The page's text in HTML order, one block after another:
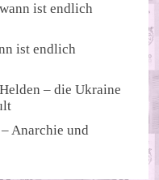
ist endlich
ist endlich
– die Ukraine
Anarchie und